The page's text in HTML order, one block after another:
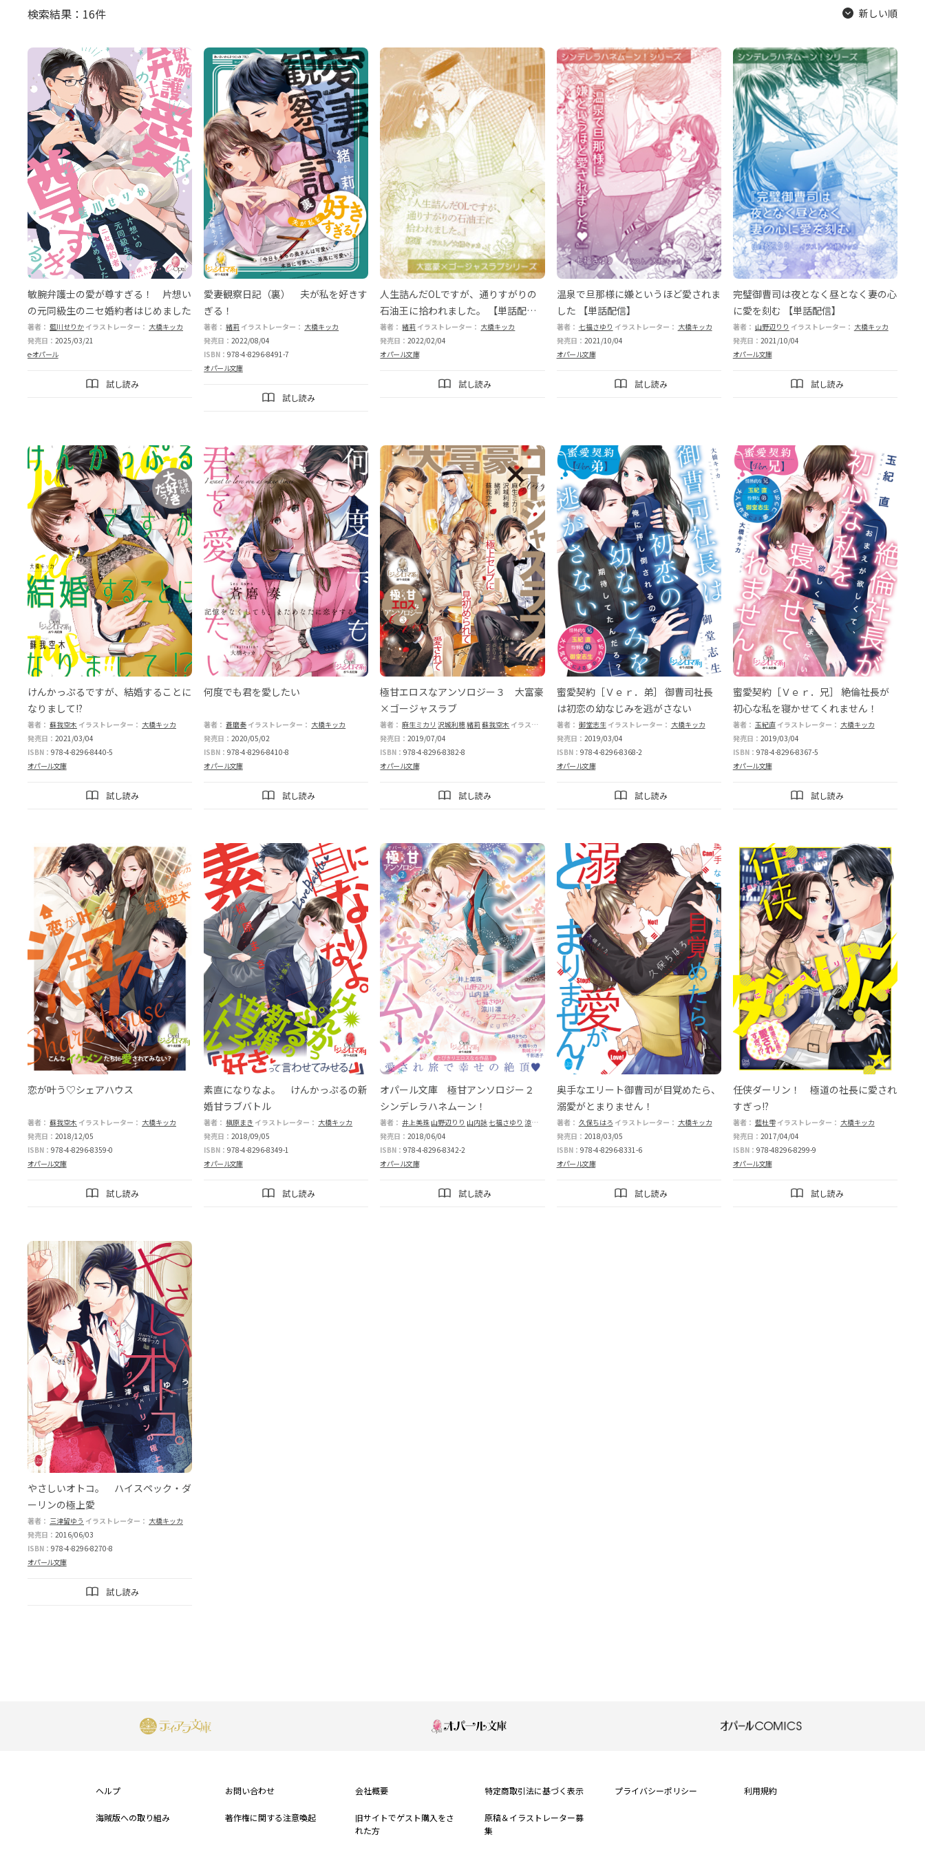
検索結果：16件 新しい順
敏腕弁護士の愛が尊すぎる！ 片想い
の元同級生のニセ婚約者はじめました
著者： 藍川せりか イラストレーター： 大橋キッカ
発売日： 2025/03/21
e-オパール
試し読み
愛妻観察日記（裏） 夫が私を好きす
ぎる！
著者：緒莉 イラストレーター： 大橋キッカ
発売日：2022/08/04
ISBN：978-4-8296-8491-7
オパール文庫
試し読み
人生詰んだOLですが、通りすがりの
石油王に拾われました。 【単話配
信】
著者：緒莉 イラストレーター： 大橋キッカ
発売日：2022/02/04
オパール文庫
試し読み
温泉で旦那様に嫌というほど愛されま
した 【単話配信】
著者： 七福さゆり イラストレーター： 大橋キッカ
発売日： 2021/10/04
オパール文庫
試し読み
完璧御曹司は夜となく昼となく妻の心
に愛を刻む 【単話配信】
著者： 山野辺りり イラストレーター： 大橋キッカ
発売日： 2021/10/04
オパール文庫
試し読み
けんかっぷるですが、結婚することに
なりまして!?
著者： 蘇我空木 イラストレーター： 大橋キッカ
発売日： 2021/03/04
ISBN： 978-4-8296-8440-5
オパール文庫
試し読み
何度でも君を愛したい
著者：蒼磨奏 イラストレーター： 大橋キッカ
発売日：2020/05/02
ISBN：978-4-8296-8410-8
オパール文庫
試し読み
極甘エロスなアンソロジー３ 大富豪
×ゴージャスラブ
著者：麻生ミカリ 沢城利穂緒莉蘇我空木 イラストレーター： 駒城ミチヲアオイ冬子炎かりよ大橋キッカ
発売日：2019/07/04
ISBN：978-4-8296-8382-8
オパール文庫
試し読み
蜜愛契約［Ｖｅｒ．弟］ 御曹司社長
は初恋の幼なじみを逃がさない
著者： 御堂志生イラストレーター： 大橋キッカ
発売日： 2019/03/04
ISBN： 978-4-8296-8368-2
オパール文庫
試し読み
蜜愛契約［Ｖｅｒ．兄］ 絶倫社長が
初心な私を寝かせてくれません！
著者： 玉紀直イラストレーター： 大橋キッカ
発売日： 2019/03/04
ISBN： 978-4-8296-8367-5
オパール文庫
試し読み
恋が叶う♡シェアハウス
著者： 蘇我空木 イラストレーター： 大橋キッカ
発売日： 2018/12/05
ISBN： 978-4-8296-8359-0
オパール文庫
試し読み
素直になりなよ。 けんかっぷるの新
婚甘ラブバトル
著者：槇原まき イラストレーター： 大橋キッカ
発売日：2018/09/05
ISBN：978-4-8296-8349-1
オパール文庫
試し読み
オパール文庫 極甘アンソロジー２
シンデレラハネムーン！
著者：井上美珠山野辺りり 山内詠七福さゆり 涼川凛 シヲニエッタイラストレーター：倖月さちの篁ふみ大橋キッカ駒城ミチヲ千影透子
発売日：2018/06/04
ISBN：978-4-8296-8342-2
オパール文庫
試し読み
奥手なエリート御曹司が目覚めたら、
溺愛がとまりません！
著者： 久保ちはろ イラストレーター： 大橋キッカ
発売日： 2018/03/05
ISBN： 978-4-8296-8331-6
オパール文庫
試し読み
任侠ダーリン！ 極道の社長に愛され
すぎっ!?
著者： 藍杜雫イラストレーター： 大橋キッカ
発売日： 2017/04/04
ISBN： 978-48296-8299-9
オパール文庫
試し読み
やさしいオトコ。 ハイスペック・ダ
ーリンの極上愛
著者： 三津留ゆう イラストレーター： 大橋キッカ
発売日： 2016/06/03
ISBN： 978-4-8296-8270-8
オパール文庫
試し読み
ヘルプ お問い合わせ 会社概要 特定商取引法に基づく表示 プライバシーポリシー 利用規約
海賊版への取り組み 著作権に関する注意喚起
旧サイトでゲスト購入をさ
れた方
原稿＆イラストレーター募
集